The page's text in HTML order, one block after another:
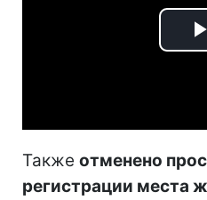
Также отменено
регистрации места